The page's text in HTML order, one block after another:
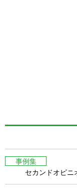
事例集
セカンドオピニ